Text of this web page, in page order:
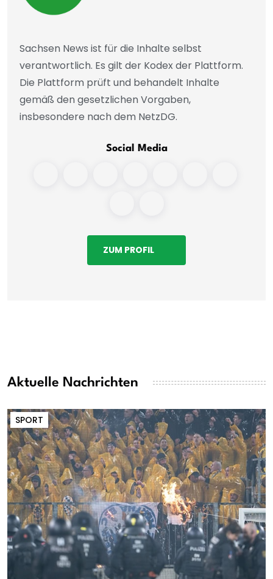
Sachsen News ist für die Inhalte selbst
verantwortlich. Es gilt der Kodex der Plattform.
Die Plattform prüft und behandelt Inhalte
gemäß den gesetzlichen Vorgaben,
insbesondere nach dem NetzDG.
Social Media
ZUM PROFIL
Aktuelle Nachrichten
SPORT